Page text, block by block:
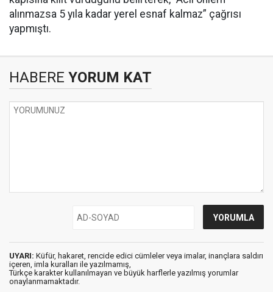
alınmazsa 5 yıla kadar yerel esnaf kalmaz” çağrısı
yapmıştı.
HABERE YORUM KAT
UYARI: Küfür, hakaret, rencide edici cümleler veya imalar, inançlara saldırı
içeren, imla kuralları ile yazılmamış,
Türkçe karakter kullanılmayan ve büyük harflerle yazılmış yorumlar
onaylanmamaktadır.